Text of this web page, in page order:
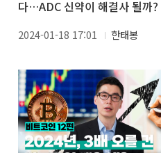
다…ADC 신약이 해결사 될까?
2024-01-18 17:01 한태봉